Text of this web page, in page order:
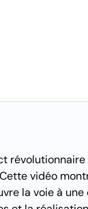
vidéo
la voie à